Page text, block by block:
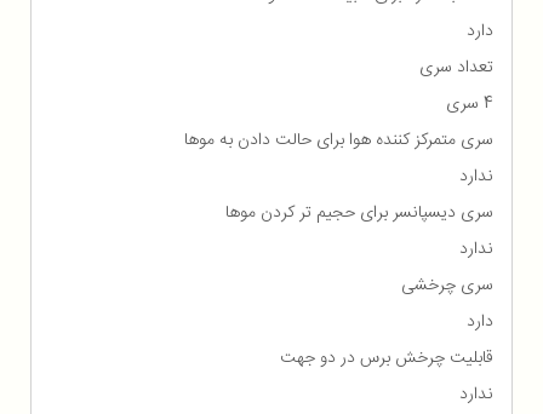
دارد
تعداد سری
4 سری
سری متمرکز کننده هوا برای حالت دادن به موها
ندارد
سری دیسپانسر برای حجیم تر کردن موها
ندارد
سری چرخشی
دارد
قابلیت چرخش برس در دو جهت
ندارد